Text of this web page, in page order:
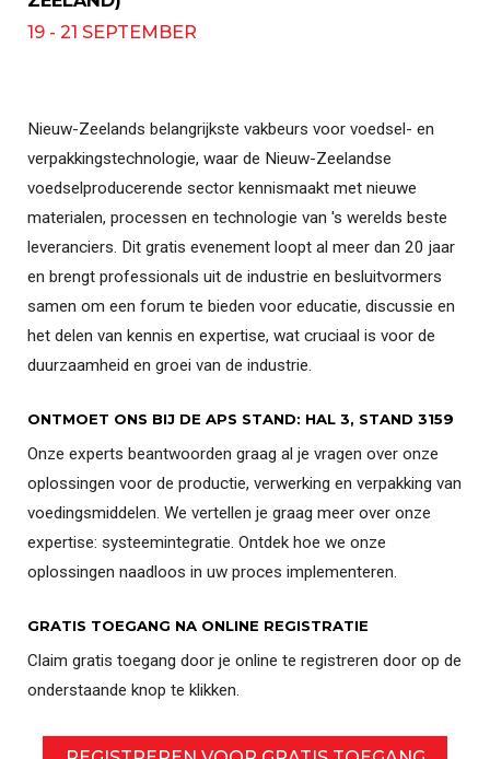
19 - 21 SEPTEMBER
Nieuw-Zeelands belangrijkste vakbeurs voor voedsel- en
verpakkingstechnologie, waar de Nieuw-Zeelandse
voedselproducerende sector kennismaakt met nieuwe
materialen, processen en technologie van 's werelds beste
leveranciers. Dit gratis evenement loopt al meer dan 20 jaar
en brengt professionals uit de industrie en besluitvormers
samen om een forum te bieden voor educatie, discussie en
het delen van kennis en expertise, wat cruciaal is voor de
duurzaamheid en groei van de industrie.
ONTMOET ONS BIJ DE APS STAND: HAL 3, STAND 3159
Onze experts beantwoorden graag al je vragen over onze
oplossingen voor de productie, verwerking en verpakking van
voedingsmiddelen. We vertellen je graag meer over onze
expertise: systeemintegratie. Ontdek hoe we onze
oplossingen naadloos in uw proces implementeren.
GRATIS TOEGANG NA ONLINE REGISTRATIE
Claim gratis toegang door je online te registreren door op de
onderstaande knop te klikken.